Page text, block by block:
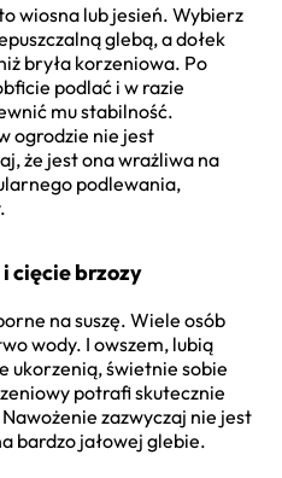
wiosna lub jesień. Wybierz
glebą, a dołek
bryła korzeniowa. Po
podlać i w razie
mu stabilność.
ogrodzie nie jest
że jest ona wrażliwa na
podlewania,
cięcie brzozy
na suszę. Wiele osób
wody. I owszem, lubią
ukorzenią, świetnie sobie
potrafi skutecznie
zazwyczaj nie jest
bardzo jałowej glebie.